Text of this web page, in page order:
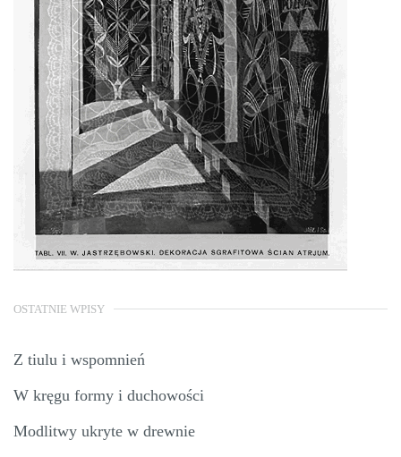
OSTATNIE WPISY
Z tiulu i wspomnień
W kręgu formy i duchowości
Modlitwy ukryte w drewnie